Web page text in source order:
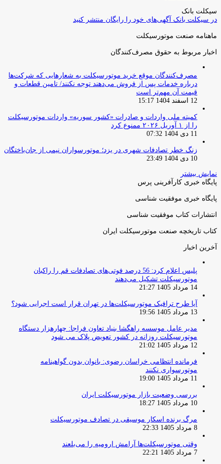
سیکلت بانک
در سیکلت بانک آگهی‌های خود را رایگان منتشر کنید
ماهنامه صنعت موتورسیکلت
اخبار مربوط به حقوق مصرف‌کنندگان
مصرف‌کنندگان موقع خرید موتورسیکلت به شعارهایی که شرکت‌ها
درباره خدمات پس از فروش می‌دهند توجه نکنند/ تامین قطعات و
قیمت آن مهم‌تر است
12 اسفند 1404 15:17
کمیته ملی واردات و صادرات «کشور سوریه» واردات موتورسیکلت
را از ۱ آوریل ۲۰۲۶ ممنوع کرد
11 دی 1404 07:32
زنگ خطر تصادفات شهری در یزد؛ موتورسواران نیمی از جان‌باختگان
10 دی 1404 23:49
نمایش بیشتر
پایگاه خبری کارآفرینی پرس
پایگاه خبری موفقیت شناسی
انتشارات کتاب موفقیت شناسی
کتاب تاریخچه صنعت موتورسیکلت ایران
آخرین اخبار
پلیس اعلام کرد: 56 درصد فوتی‌های تصادفات قم را راکبان
موتورسیکلت تشکیل می‌دهند
14 مرداد 1405 21:27
آیا طرح ترافیک موتورسیکلت‌ها در تهران قرار است اجرایی شود؟
13 مرداد 1405 19:56
مدیر عامل موسسه راهگشا بنیاد تعاون فراجا: چهارهزار دستگاه
موتورسیکلت روزانه در کشور تعویض پلاک می شود
12 مرداد 1405 21:02
فرمانده انتظامی خراسان رضوی: بانوان بدون گواهینامه
موتورسواری نکنند
11 مرداد 1405 19:00
بررسی وضعیت بازار موتورسیکلت ایران
10 مرداد 1405 18:27
مرگ برنده اسکار موسیقی در تصادف موتورسیکلت
8 مرداد 1405 22:33
وقتی موتورسیکلت‌ها آرامش ارومیه را می‌بلعند
7 مرداد 1405 22:21